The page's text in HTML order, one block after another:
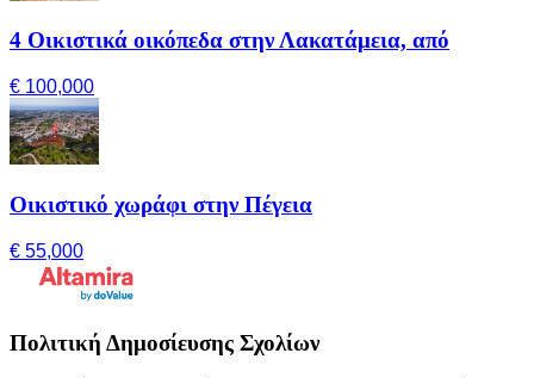
4 Οικιστικά οικόπεδα στην Λακατάμεια, από
€ 100,000
Οικιστικό χωράφι στην Πέγεια
€ 55,000
Πολιτική Δημοσίευσης Σχολίων